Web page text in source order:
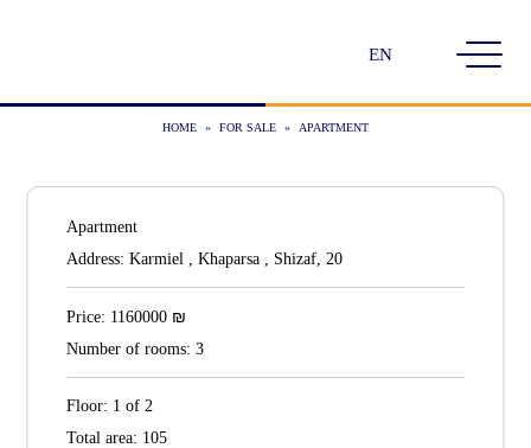
Choose
HOME » FOR SALE » APARTMENT
Apartment
Address: Karmiel , Khaparsa , Shizaf, 20
Price: 1160000 ₪
Number of rooms: 3
Floor: 1 of 2
Total area: 105